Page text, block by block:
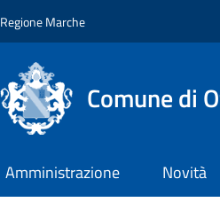
Regione Marche
Comune di
Amministrazione Novità